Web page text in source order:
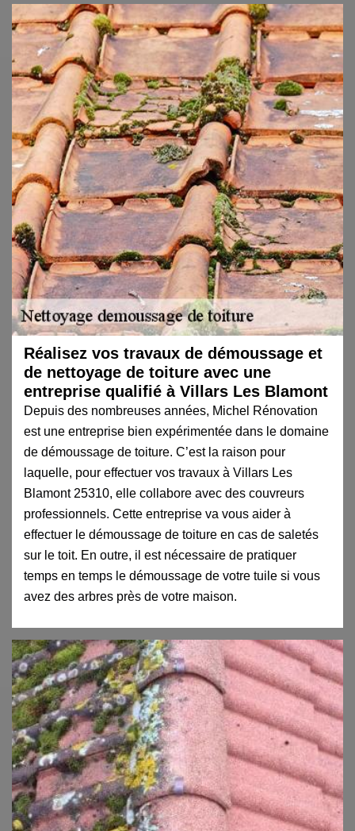
Réalisez vos travaux de démoussage et
de nettoyage de toiture avec une
entreprise qualifié à Villars Les Blamont
Depuis des nombreuses années, Michel Rénovation
est une entreprise bien expérimentée dans le domaine
de démoussage de toiture. C’est la raison pour
laquelle, pour effectuer vos travaux à Villars Les
Blamont 25310, elle collabore avec des couvreurs
professionnels. Cette entreprise va vous aider à
effectuer le démoussage de toiture en cas de saletés
sur le toit. En outre, il est nécessaire de pratiquer
temps en temps le démoussage de votre tuile si vous
avez des arbres près de votre maison.